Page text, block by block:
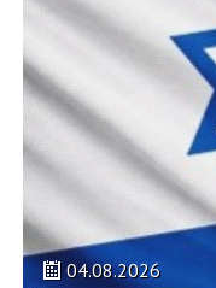
04.08.2026